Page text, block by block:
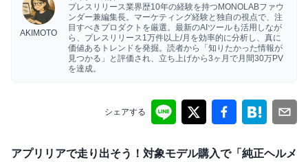
AKIMOTO
プレスリリース業界歴10年の経験を持つMONOLABファウ
ンダー兼編集長。マーケティング経験と独自の視点で、注
目すべきプロダクトを厳選。最新のAIツールも活用しなが
ら、プレスリリース1万件以上/月を効率的に分析し、真に
価値あるトレンドを発掘。読者から「知りたかった情報が
見つかる」と評価され、立ち上げから3ヶ月で月間30万PV
を達成。
シェアする
アプリリアで走り出そう！対象モデル購入で「純正ヘルメ